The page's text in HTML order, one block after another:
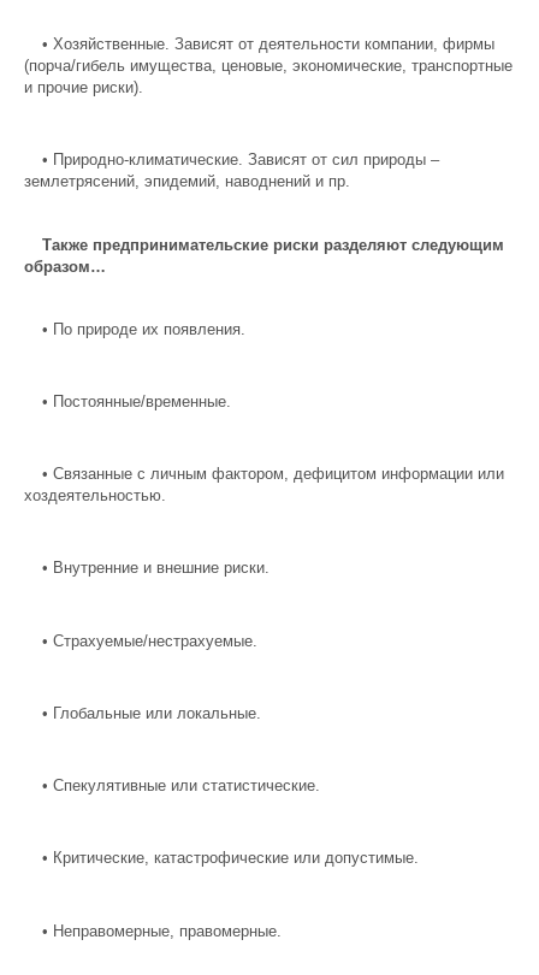
• Хозяйственные. Зависят от деятельности компании, фирмы
(порча/гибель имущества, ценовые, экономические, транспортные
и прочие риски).
• Природно-климатические. Зависят от сил природы –
землетрясений, эпидемий, наводнений и пр.
Также предпринимательские риски разделяют следующим
образом…
• По природе их появления.
• Постоянные/временные.
• Связанные с личным фактором, дефицитом информации или
хоздеятельностью.
• Внутренние и внешние риски.
• Страхуемые/нестрахуемые.
• Глобальные или локальные.
• Спекулятивные или статистические.
• Критические, катастрофические или допустимые.
• Неправомерные, правомерные.